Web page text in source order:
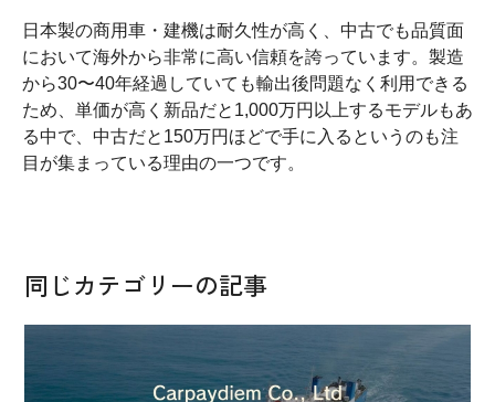
日本製の商用車・建機は耐久性が高く、中古でも品質面
において海外から非常に高い信頼を誇っています。製造
から30〜40年経過していても輸出後問題なく利用できる
ため、単価が高く新品だと1,000万円以上するモデルもあ
る中で、中古だと150万円ほどで手に入るというのも注
目が集まっている理由の一つです。
同じカテゴリーの記事